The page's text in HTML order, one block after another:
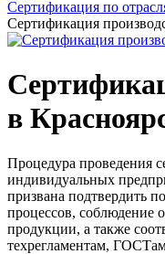
Сертификация по
Сертификация
в
Процедура проведения
индивидуальных
призвана подтвердить
процессов, соблюдение
продукции, а также
техрегламентам,